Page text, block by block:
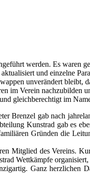
werden. Es waren
und einzelne
unverändert bleibt,
im Verein nachzubilden
gleichberechtigt im
Brenzel gab nach
Kunstrad gab es
Gründen die
Mitglied des Vereins.
Wettkämpfe
Ganz herzlichen